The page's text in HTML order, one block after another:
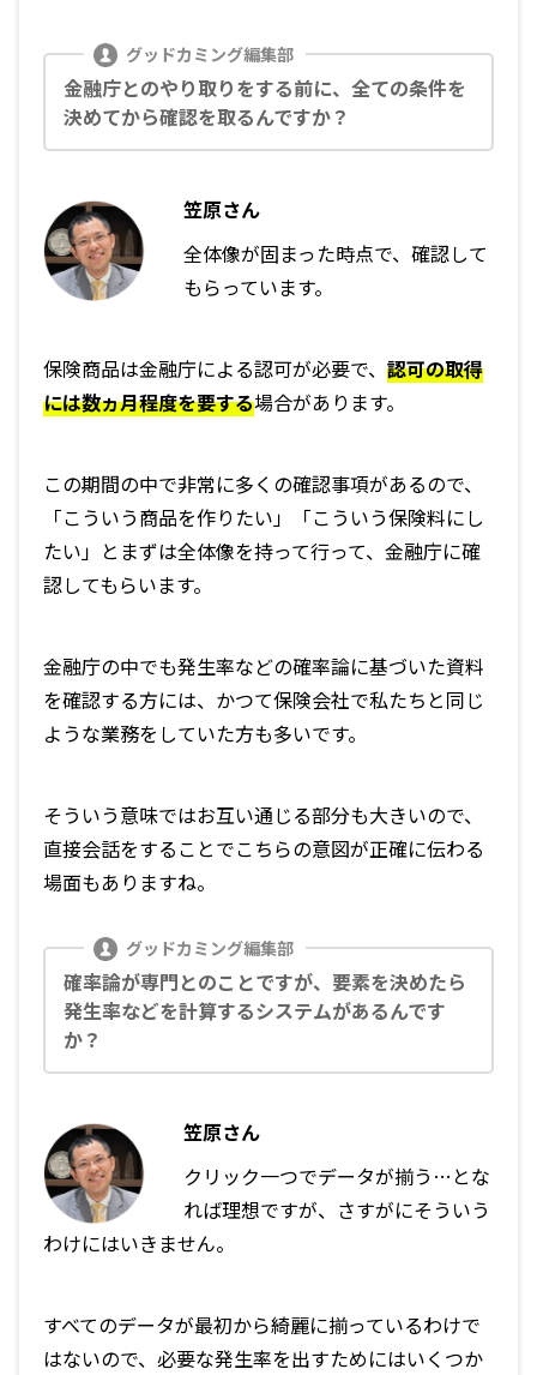
金融庁とのやり取りをする前に、全ての条件を
決めてから確認を取るんですか？
笠原さん
全体像が固まった時点で、確認して
もらっています。
保険商品は金融庁による認可が必要で、 認可の取得
には数ヵ月程度を要する場合があります。
この期間の中で非常に多くの確認事項があるので、
「こういう商品を作りたい」「こういう保険料にし
たい」とまずは全体像を持って行って、金融庁に確
認してもらいます。
金融庁の中でも発生率などの確率論に基づいた資料
を確認する方には、かつて保険会社で私たちと同じ
ような業務をしていた方も多いです。
そういう意味ではお互い通じる部分も大きいので、
直接会話をすることでこちらの意図が正確に伝わる
場面もありますね。
確率論が専門とのことですが、要素を決めたら
発生率などを計算するシステムがあるんです
か？
笠原さん
クリック一つでデータが揃う…とな
れば理想ですが、さすがにそういう
わけにはいきません。
すべてのデータが最初から綺麗に揃っているわけで
はないので、必要な発生率を出すためにはいくつか